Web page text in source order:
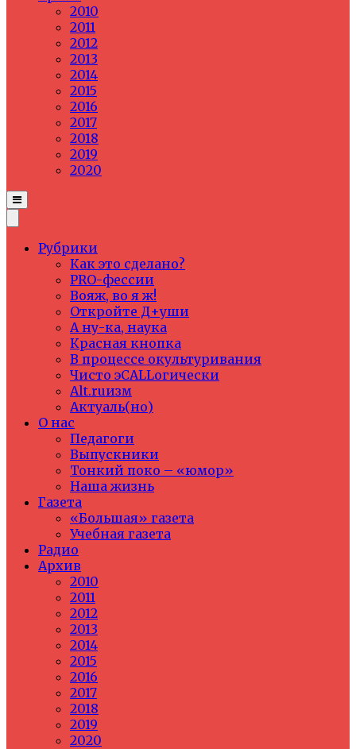
2010
2011
2012
2013
2014
2015
2016
2017
2018
2019
2020
Рубрики
Как это сделано?
PRO-фессии
Вояж, во я ж!
Откройте Д+уши
А ну-ка, наука
Красная кнопка
В процессе окультуривания
Чисто эCALLогически
Alt.ruизм
Актуаль(но)
О нас
Педагоги
Выпускники
Тонкий поко – «юмор»
Наша жизнь
Газета
«Большая» газета
Учебная газета
Радио
Архив
2010
2011
2012
2013
2014
2015
2016
2017
2018
2019
2020